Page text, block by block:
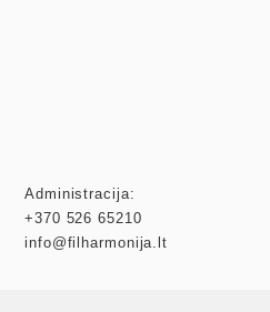
Administracija:
+370 526 65210
info@filharmonija.lt